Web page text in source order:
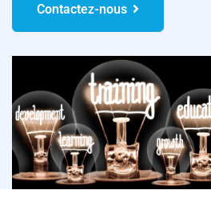
Contactez-nous